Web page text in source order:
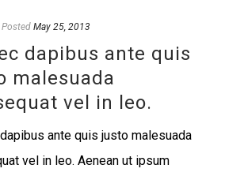
Posted May 25, 2013
dapibus ante quis
malesuada
vel in leo.
ante quis justo malesuada
vel in leo. Aenean ut ipsum